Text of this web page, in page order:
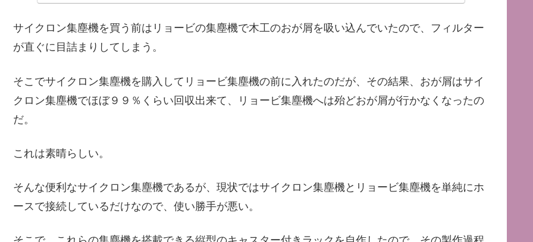
サイクロン集塵機を買う前はリョービの集塵機で木工のおが屑を吸い込んでいたので、フィルター
が直ぐに目詰まりしてしまう。
そこでサイクロン集塵機を購入してリョービ集塵機の前に入れたのだが、その結果、おが屑はサイ
クロン集塵機でほぼ９９％くらい回収出来て、リョービ集塵機へは殆どおが屑が行かなくなったの
だ。
これは素晴らしい。
そんな便利なサイクロン集塵機であるが、現状ではサイクロン集塵機とリョービ集塵機を単純にホ
ースで接続しているだけなので、使い勝手が悪い。